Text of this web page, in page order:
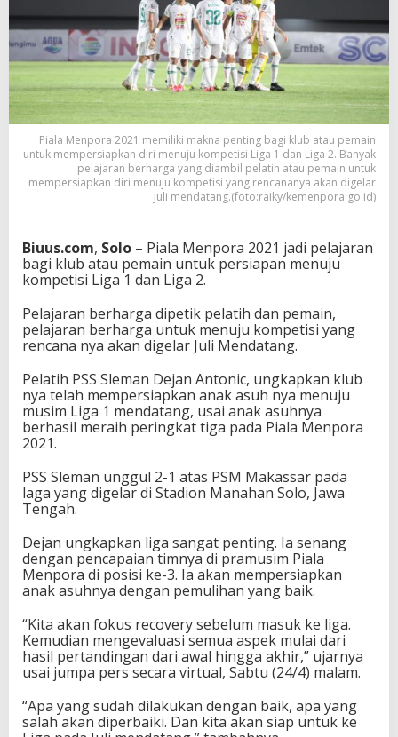
l
a
M
e
n
p
o
r
a
2
0
2
1
S
S
S
e
m
a
M
e
n
u
P
e
i
a
p
a
n
g
a
1
a
n
Piala Menpora 2021 memiliki makna penting bagi klub atau pemain
untuk mempersiapkan diri menuju kompetisi Liga 1 dan Liga 2. Banyak
pelajaran berharga yang diambil pelatih atau pemain untuk
mempersiapkan diri menuju kompetisi yang rencananya akan digelar
Juli mendatang.(foto:raiky/kemenpora.go.id)
Biuus.com, Solo – Piala Menpora 2021 jadi pelajaran
bagi klub atau pemain untuk persiapan menuju
kompetisi Liga 1 dan Liga 2.
Pelajaran berharga dipetik pelatih dan pemain,
pelajaran berharga untuk menuju kompetisi yang
rencana nya akan digelar Juli Mendatang.
Pelatih PSS Sleman Dejan Antonic, ungkapkan klub
nya telah mempersiapkan anak asuh nya menuju
musim Liga 1 mendatang, usai anak asuhnya
berhasil meraih peringkat tiga pada Piala Menpora
2021.
PSS Sleman unggul 2-1 atas PSM Makassar pada
laga yang digelar di Stadion Manahan Solo, Jawa
Tengah.
Dejan ungkapkan liga sangat penting. Ia senang
dengan pencapaian timnya di pramusim Piala
Menpora di posisi ke-3. Ia akan mempersiapkan
anak asuhnya dengan pemulihan yang baik.
“Kita akan fokus recovery sebelum masuk ke liga.
Kemudian mengevaluasi semua aspek mulai dari
hasil pertandingan dari awal hingga akhir,” ujarnya
usai jumpa pers secara virtual, Sabtu (24/4) malam.
“Apa yang sudah dilakukan dengan baik, apa yang
salah akan diperbaiki. Dan kita akan siap untuk ke